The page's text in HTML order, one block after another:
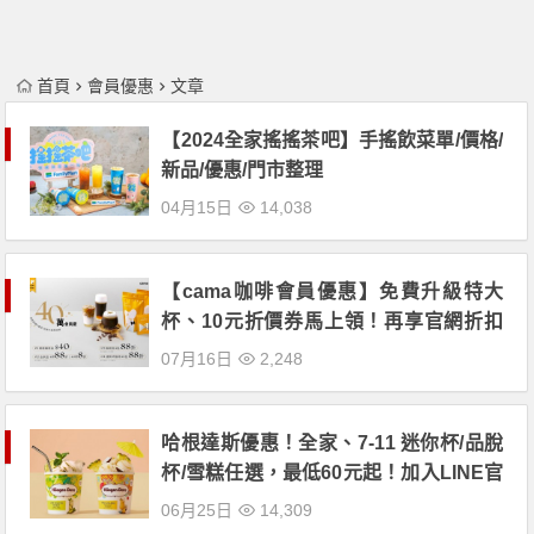
首頁 會員優惠 文章
【2024全家搖搖茶吧】手搖飲菜單/價格/
新品/優惠/門市整理
04月15日 14,038
【cama咖啡會員優惠】免費升級特大
杯、10元折價券馬上領！再享官網折扣
碼、Visa金融卡活動！飲品/咖啡豆/濾掛/
07月16日 2,248
哈根達斯優惠！全家、7-11 迷你杯/品脫
杯/雪糕任選，最低60元起！加入LINE官
方好友，消費滿額再贈單球冰淇淋兌換
06月25日 14,309